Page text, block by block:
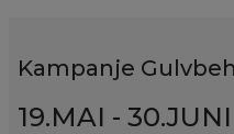
Kampanje
19.MAI - 30.JUNI